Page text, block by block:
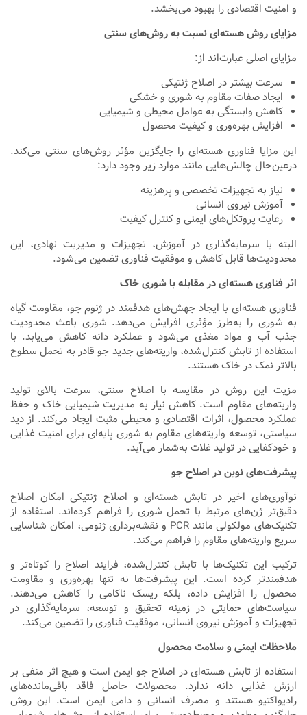
و امنیت اقتصادی را بهبود می‌بخشد.
مزایای روش هسته‌ای نسبت به روش‌های سنتی
مزایای اصلی عبارت‌اند از:
سرعت بیشتر در اصلاح ژنتیکی
ایجاد صفات مقاوم به شوری و خشکی
کاهش وابستگی به عوامل محیطی و شیمیایی
افزایش بهره‌وری و کیفیت محصول
این مزایا فناوری هسته‌ای را جایگزین مؤثر روش‌های سنتی می‌کند.
درعین‌حال چالش‌هایی مانند موارد زیر وجود دارد:
نیاز به تجهیزات تخصصی و پرهزینه
آموزش نیروی انسانی
رعایت پروتکل‌های ایمنی و کنترل کیفیت
البته با سرمایه‌گذاری در آموزش، تجهیزات و مدیریت نهادی، این
محدودیت‌ها قابل کاهش و موفقیت فناوری تضمین می‌شود.
اثر فناوری هسته‌ای در مقابله با شوری خاک
فناوری هسته‌ای با ایجاد جهش‌های هدفمند در ژنوم جو، مقاومت گیاه
به شوری را به‌طرز مؤثری افزایش می‌دهد. شوری باعث محدودیت
جذب آب و مواد مغذی می‌شود و عملکرد دانه کاهش می‌یابد. با
استفاده از تابش کنترل‌شده، واریته‌های جدید جو قادر به تحمل سطوح
بالاتر نمک در خاک هستند.
مزیت این روش در مقایسه با اصلاح سنتی، سرعت بالای تولید
واریته‌های مقاوم است. کاهش نیاز به مدیریت شیمیایی خاک و حفظ
عملکرد محصول، اثرات اقتصادی و محیطی مثبت ایجاد می‌کند. از دید
سیاستی، توسعه واریته‌های مقاوم به شوری پایه‌ای برای امنیت غذایی
و خودکفایی در تولید غلات به‌شمار می‌آید.
پیشرفت‌های نوین در اصلاح جو
نوآوری‌های اخیر در تابش هسته‌ای و اصلاح ژنتیکی امکان اصلاح
دقیق‌تر ژن‌های مرتبط با تحمل شوری را فراهم کرده‌اند. استفاده از
تکنیک‌های مولکولی مانند PCR و نقشه‌برداری ژنومی، امکان شناسایی
سریع واریته‌های مقاوم را فراهم می‌کند.
ترکیب این تکنیک‌ها با تابش کنترل‌شده، فرایند اصلاح را کوتاه‌تر و
هدفمندتر کرده است. این پیشرفت‌ها نه تنها بهره‌وری و مقاومت
محصول را افزایش داده، بلکه ریسک ناکامی را کاهش می‌دهند.
سیاست‌های حمایتی در زمینه تحقیق و توسعه، سرمایه‌گذاری در
تجهیزات و آموزش نیروی انسانی، موفقیت فناوری را تضمین می‌کند.
ملاحظات ایمنی و سلامت محصول
استفاده از تابش هسته‌ای در اصلاح جو ایمن است و هیچ اثر منفی بر
ارزش غذایی دانه ندارد. محصولات حاصل فاقد باقی‌مانده‌های
رادیواکتیو هستند و مصرف انسانی و دامی ایمن است. این روش